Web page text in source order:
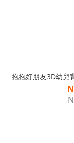
抱抱好朋友3D幼